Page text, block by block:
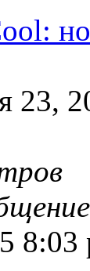
23,
8:03